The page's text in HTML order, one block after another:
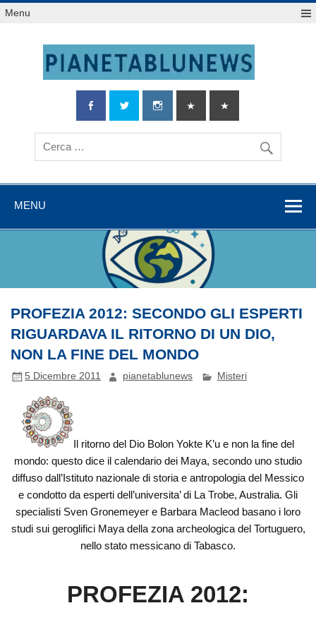
Salta
alMenu
MENU
PROFEZIA 2012: SECONDO GLI ESPERTI
RIGUARDAVA IL RITORNO DI UN DIO,
NON LA FINE DEL MONDO
5 Dicembre 2011 pianetablunews Misteri
Il ritorno del Dio Bolon Yokte K’u e non la fine del
mondo: questo dice il calendario dei Maya, secondo uno studio
diffuso dall’Istituto nazionale di storia e antropologia del Messico
e condotto da esperti dell’universita’ di La Trobe, Australia. Gli
specialisti Sven Gronemeyer e Barbara Macleod basano i loro
studi sui geroglifici Maya della zona archeologica del Tortuguero,
nello stato messicano di Tabasco.
PROFEZIA 2012: